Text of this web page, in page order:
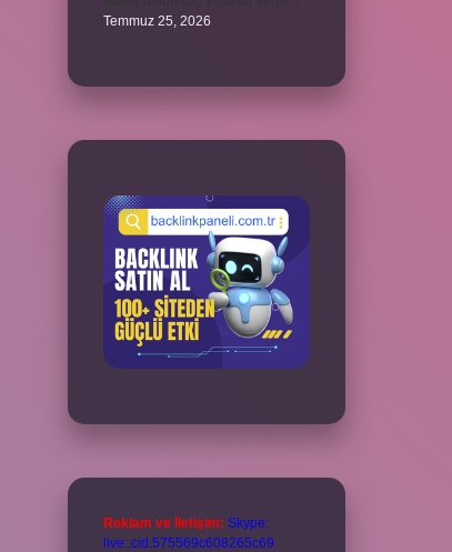
Temmuz 25, 2026
Reklam ve İletişim: Skype:
live:.cid.575569c608265c69